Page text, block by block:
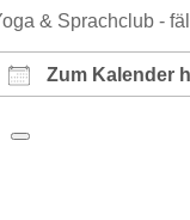
Zum Kalender
ICS herunterladen